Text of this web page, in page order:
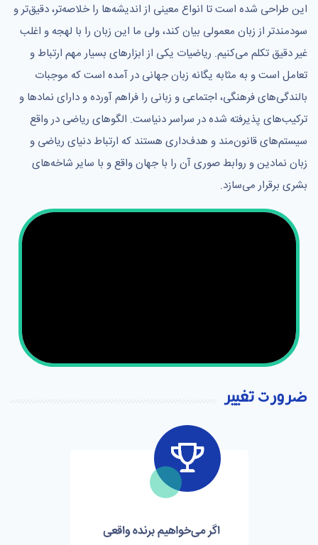
این طراحی شده است تا انواع معینی از اندیشه‌ها را خلاصه‌تر، دقیق‌تر و
سودمندتر از زبان معمولی بیان کند، ولی ما این زبان را با لهجه و اغلب
غیر دقیق تکلم می‌کنیم. ریاضیات یکی از ابزارهای بسیار مهم ارتباط و
تعامل است و به مثابه یگانه زبان جهانی در آمده است که موجبات
بالندگی‌های فرهنگی، اجتماعی و زبانی را فراهم آورده و دارای نمادها و
ترکیب‌های پذیرفته شده در سراسر دنیاست. الگوهای ریاضی در واقع
سیستم‌های قانون‌مند و هدف‌داری هستند که ارتباط دنیای ریاضی و
زبان نمادین و روابط صوری آن را با جهان واقع و با سایر شاخه‌های
بشری برقرار می‌سازد.
ضرورت تغییر